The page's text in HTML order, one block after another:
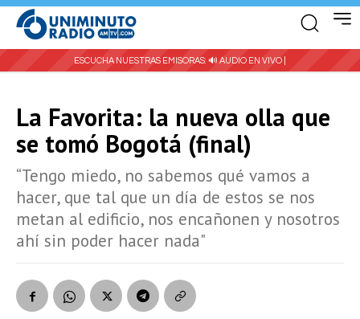
ESCUCHA NUESTRAS EMISORAS: 🔊 AUDIO EN VIVO |
La Favorita: la nueva olla que
se tomó Bogotá (final)
“Tengo miedo, no sabemos qué vamos a
hacer, que tal que un día de estos se nos
metan al edificio, nos encañonen y nosotros
ahí sin poder hacer nada"